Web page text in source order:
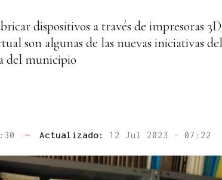
dispositivos a través de impresoras
son algunas de las nuevas iniciativas
del municipio
— Actualizado: 12 Jul 2023 - 07:22